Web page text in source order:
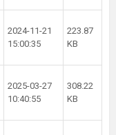
2024-11-21
15:00:35
223.87
KB
2025-03-27
10:40:55
308.22
KB